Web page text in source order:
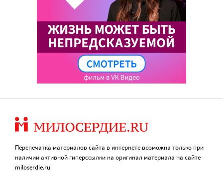
Перепечатка материалов сайта в интернете возможна только при
наличии активной гиперссылки на оригинал материала на сайте
miloserdie.ru